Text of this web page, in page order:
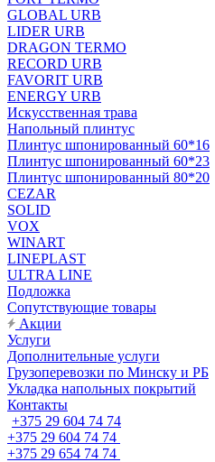
GLOBAL URB
LIDER URB
DRAGON TERMO
RECORD URB
FAVORIT URB
ENERGY URB
Искусственная трава
Напольный плинтус
Плинтус шпонированный 60*16
Плинтус шпонированный 60*23
Плинтус шпонированный 80*20
CEZAR
SOLID
VOX
WINART
LINEPLAST
ULTRA LINE
Подложка
Сопутствующие товары
Акции
Услуги
Дополнительные услуги
Грузоперевозки по Минску и РБ
Укладка напольных покрытий
Контакты
+375 29 604 74 74
+375 29 604 74 74
+375 29 654 74 74